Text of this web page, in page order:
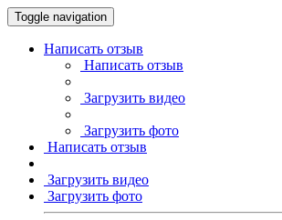
Toggle navigation
Написать отзыв
Написать отзыв
Загрузить видео
Загрузить фото
Написать отзыв
Загрузить видео
Загрузить фото